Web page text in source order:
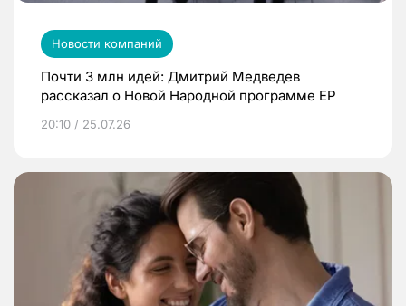
Новости компаний
Почти 3 млн идей: Дмитрий Медведев
рассказал о Новой Народной программе ЕР
20:10 / 25.07.26